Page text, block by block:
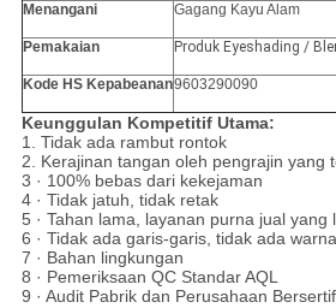
Menangani Gagang Kayu Alam
Pemakaian Produk Eyeshading /
Kode HS Kepabeanan9603290090
Keunggulan Kompetitif Utama:
1. Tidak ada rambut rontok
2. Kerajinan tangan oleh pengrajin yang
3 · 100% bebas dari kekejaman
4 · Tidak jatuh, tidak retak
5 · Tahan lama, layanan purna jual yang
6 · Tidak ada garis-garis, tidak ada
7 · Bahan lingkungan
8 · Pemeriksaan QC Standar AQL
9 · Audit Pabrik dan Perusahaan